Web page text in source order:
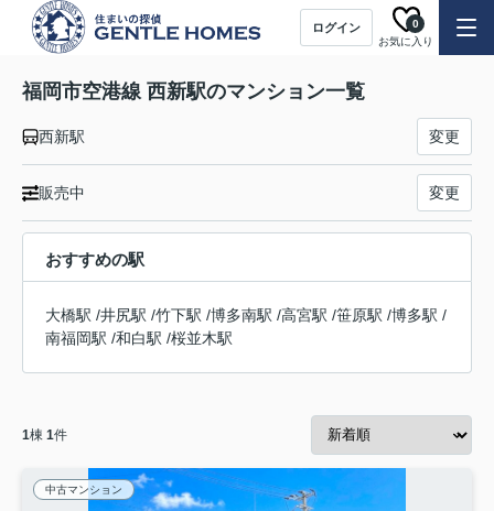
ログイン
お気に入り
0
福岡市空港線 西新駅のマンション一覧
西新駅 変更
販売中 変更
おすすめの駅
大橋駅 /井尻駅 /竹下駅 /博多南駅 /高宮駅 /笹原駅 /博多駅 /
南福岡駅 /和白駅 /桜並木駅
1棟 1件
中古マンション